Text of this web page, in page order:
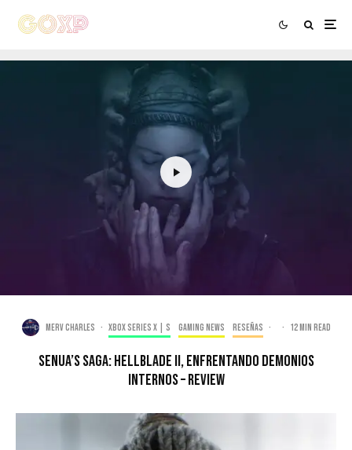
Merv Charles · Xbox Series X | S Gaming news Reseñas · · 12 min read
Senua’s Saga: Hellblade II, Enfrentando Demonios
Internos – Review